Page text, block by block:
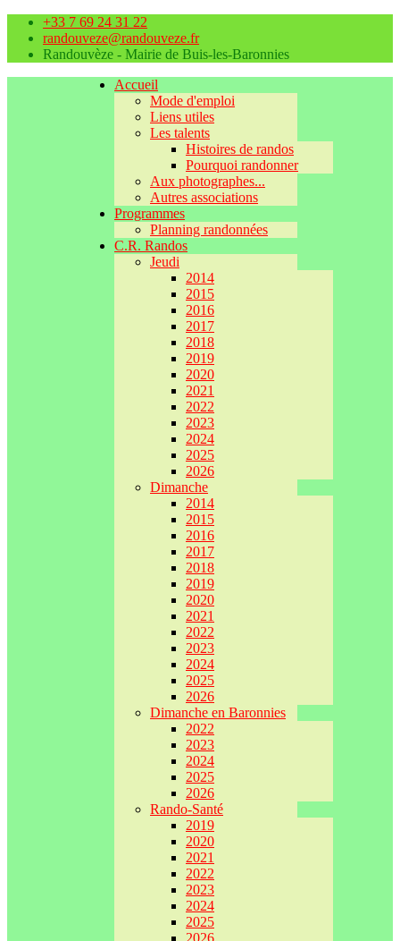
+33 7 69 24 31 22
randouveze@randouveze.fr
Randouvèze - Mairie de Buis-les-Baronnies
Accueil
Mode d'emploi
Liens utiles
Les talents
Histoires de randos
Pourquoi randonner
Aux photographes...
Autres associations
Programmes
Planning randonnées
C.R. Randos
Jeudi
2014
2015
2016
2017
2018
2019
2020
2021
2022
2023
2024
2025
2026
Dimanche
2014
2015
2016
2017
2018
2019
2020
2021
2022
2023
2024
2025
2026
Dimanche en Baronnies
2022
2023
2024
2025
2026
Rando-Santé
2019
2020
2021
2022
2023
2024
2025
2026